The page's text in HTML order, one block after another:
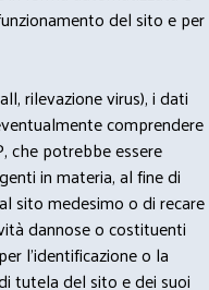
del sito e per
rilevazione virus), i dati
comprendere
che potrebbe essere
in materia, al fine di
sito medesimo o di recare
dannose o costituenti
l'identificazione o la
tutela del sito e dei suoi